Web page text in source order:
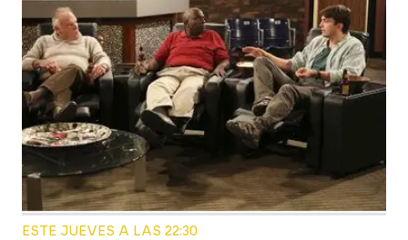
ESTE JUEVES A LAS 22:30